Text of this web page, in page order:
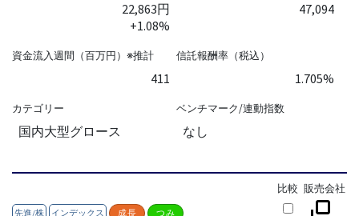
22,863円
+1.08%
47,094
資金流入週間（百万円）※推計
411
信託報酬率（税込）
1.705%
カテゴリー
国内大型グロース
ベンチマーク/連動指数
なし
先進/株 インデックス 成長 つみ
比較 販売会社